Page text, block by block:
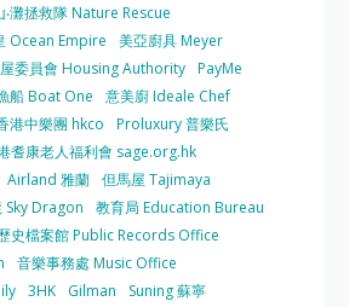
‧灘拯救隊 Nature Rescue
Ocean Empire
美亞廚具 Meyer
委員會 Housing Authority PayMe
船 Boat One
意美廚 Ideale Chef
港中樂團 hkco
Proluxury 普樂氏
耆康老人福利會 sage.org.hk
Airland 雅蘭 但馬屋 Tajimaya
Sky Dragon
教育局 Education Bureau
史檔案館 Public Records Office
音樂事務處 Music Office
3HK Gilman
Suning 蘇寧